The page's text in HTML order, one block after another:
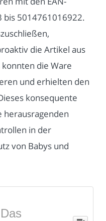
5014761016922.
die Artikel aus
die Ware
und erhielten den
konsequente
in der
von Babys und